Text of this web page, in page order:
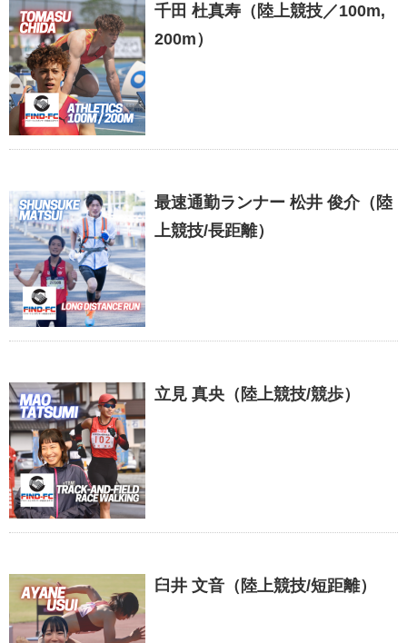
千田 杜真寿（陸上競技／100m,
200m）
最速通勤ランナー 松井 俊介（陸
上競技/長距離）
立見 真央（陸上競技/競歩）
臼井 文音（陸上競技/短距離）